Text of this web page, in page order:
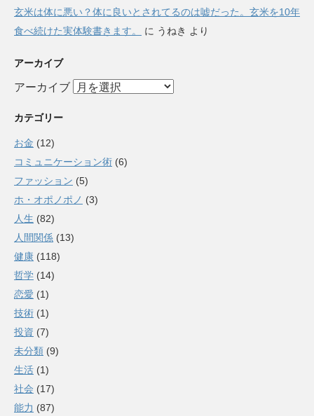
玄米は体に悪い？体に良いとされてるのは嘘だった。玄米を10年
食べ続けた実体験書きます。
に うねき より
アーカイブ
アーカイブ
カテゴリー
お金 (12)
コミュニケーション術 (6)
ファッション (5)
ホ・オポノポノ (3)
人生 (82)
人間関係 (13)
健康 (118)
哲学 (14)
恋愛 (1)
技術 (1)
投資 (7)
未分類 (9)
生活 (1)
社会 (17)
能力 (87)